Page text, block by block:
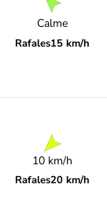
Calme
Rafales15 km/h
10 km/h
Rafales20 km/h